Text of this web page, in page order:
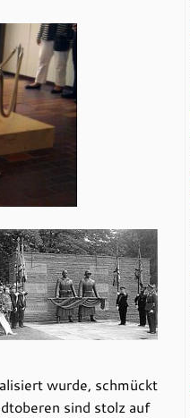
wurde, schmückt
sind stolz auf